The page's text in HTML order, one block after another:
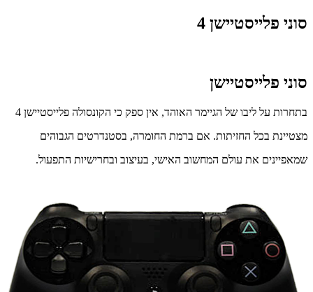
סוני פלייסטיישן 4
סוני פלייסטיישן
בתחרות על ליבו של הגיימר האוהד, אין ספק כי הקונסולה פלייסטיישן 4
מצטיינת בכל החזיתות. אם ברמת החומרה, בסטנדרטים הגבוהים
שמאפיינים את עולם המחשוב האישי, בעיצוב ובחרישיות התפעול.